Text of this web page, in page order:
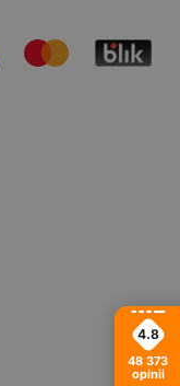
4.8
48 373
opinii